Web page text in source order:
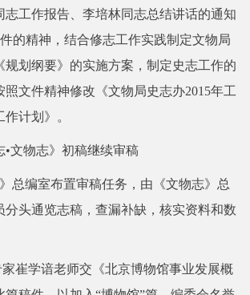
志工作报告、李培林同志总结讲话的通知
的精神，结合修志工作实践制定文物局
规划纲要》的实施方案，制定史志工作的
文件精神修改《文物局史志办2015年工
计划》。
物志》初稿继续审稿
编室布置审稿任务，由《文物志》总
分头通览志稿，查漏补缺，核实资料和数
学谙老师交《北京博物馆事业发展概